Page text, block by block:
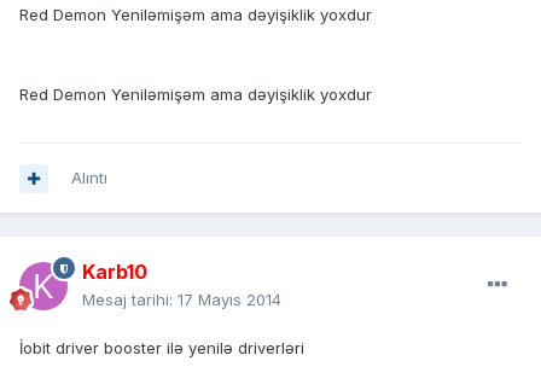
Red Demon Yeniləmişəm ama dəyişiklik yoxdur
Red Demon Yeniləmişəm ama dəyişiklik yoxdur
Alıntı
Karb10
Mesaj tarihi: 17 Mayıs 2014
İobit driver booster ilə yenilə driverləri